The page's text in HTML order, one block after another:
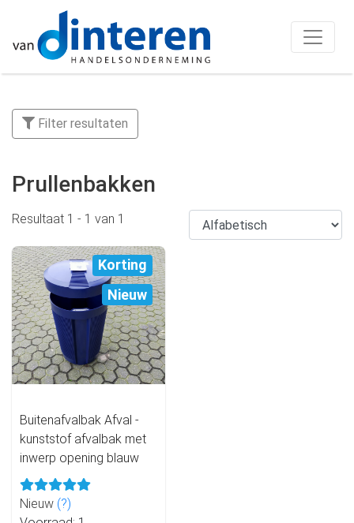
Filter resultaten
Prullenbakken
Resultaat 1 - 1 van 1
Korting
Nieuw
Buitenafvalbak Afval -
kunststof afvalbak met
inwerp opening blauw
Nieuw (?)